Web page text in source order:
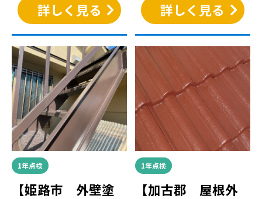
詳しく見る
詳しく見る
1年点検
【姫路市 外壁塗
1年点検
【加古郡 屋根外